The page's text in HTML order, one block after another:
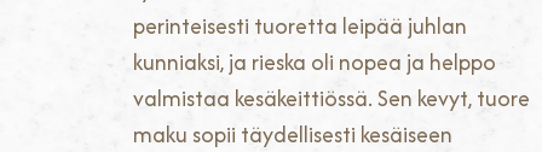
perinteisesti tuoretta leipää juhlan
kunniaksi, ja rieska oli nopea ja helppo
valmistaa kesäkeittiössä. Sen kevyt, tuore
maku sopii täydellisesti kesäiseen